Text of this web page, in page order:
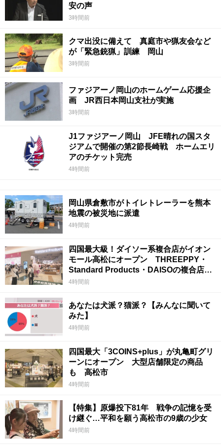
安の声
3時間前
クマ出没に備えて 真庭市や猟友会など
が「緊急銃猟」訓練 岡山
3時間前
ファジアーノ岡山のホームゲーム応援企
画 JR西日本岡山支社が実施
3時間前
J1ファジアーノ岡山 JFE晴れの国スタ
ジアムで開催の第2節長崎戦 ホームエリ
アのチケット完売
4時間前
岡山県倉敷市がトイレトレーラーを熊本
地震の被災地に派遣
4時間前
四国最大級！ダイソー系複合店がイオン
モール高松にオープン THREEPPY・
Standard Products・DAISOの複合店は
香川県初
4時間前
あなたは犬派？猫派？【みんなに聞いて
みた】
4時間前
四国最大「3COINS+plus」が丸亀町グリ
ーンにオープン 大型店舗限定の商品
も 高松市
4時間前
【特集】原爆投下81年 戦争の記憶を受
け継ぐ…平和を願う高松市の9歳の少女
4時間前